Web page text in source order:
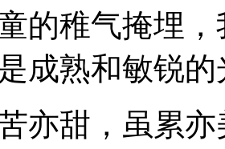
的稚气掩埋
成熟和敏锐的
亦甜，虽累